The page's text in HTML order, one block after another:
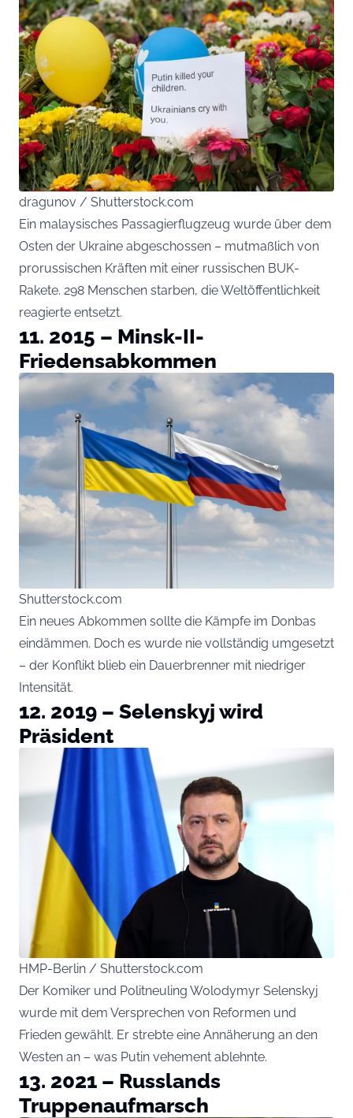
dragunov / Shutterstock.com
Ein malaysisches Passagierflugzeug wurde über dem
Osten der Ukraine abgeschossen – mutmaßlich von
prorussischen Kräften mit einer russischen BUK-
Rakete. 298 Menschen starben, die Weltöffentlichkeit
reagierte entsetzt.
11. 2015 – Minsk-II-
Friedensabkommen
Shutterstock.com
Ein neues Abkommen sollte die Kämpfe im Donbas
eindämmen. Doch es wurde nie vollständig umgesetzt
– der Konflikt blieb ein Dauerbrenner mit niedriger
Intensität.
12. 2019 – Selenskyj wird
Präsident
HMP-Berlin / Shutterstock.com
Der Komiker und Politneuling Wolodymyr Selenskyj
wurde mit dem Versprechen von Reformen und
Frieden gewählt. Er strebte eine Annäherung an den
Westen an – was Putin vehement ablehnte.
13. 2021 – Russlands
Truppenaufmarsch